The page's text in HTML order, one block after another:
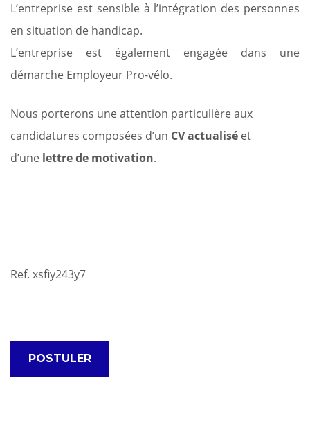
L’entreprise est sensible à l’intégration des personnes
en situation de handicap.
L’entreprise est également engagée dans une
démarche Employeur Pro-vélo.
Nous porterons une attention particulière aux
candidatures composées d’un CV actualisé et
d’une lettre de motivation.
Ref. xsfiy243y7